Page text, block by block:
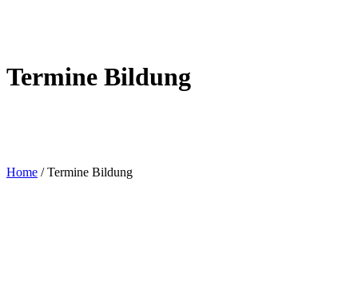
Termine Bildung
Home /Termine Bildung